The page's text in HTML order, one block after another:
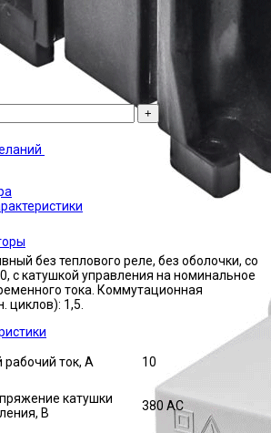
Есть на складе
ЭТАЛ0000369
без теплового реле, без оболочки, со
с катушкой управления на номинальное
тока. Коммутационная
циклов): 1,5.
ток, А 10
катушки
В
380 AC